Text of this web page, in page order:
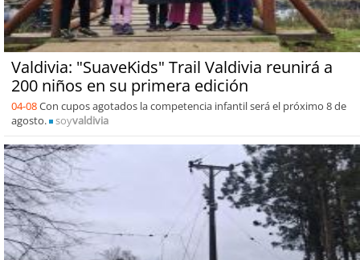
Valdivia: "SuaveKids" Trail Valdivia reunirá a
200 niños en su primera edición
04-08Con cupos agotados la competencia infantil será el próximo 8 de
agosto.
soyvaldivia